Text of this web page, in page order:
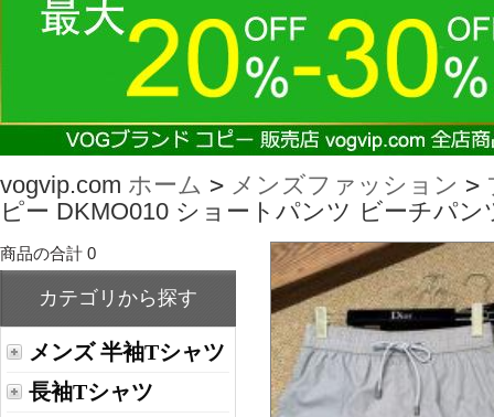
vogvip.com ホーム > メンズファッション >
ピー DKMO010 ショートパンツ ビーチパ
商品の合計 0
カテゴリから探す
メンズ 半袖Tシャツ
長袖Tシャツ